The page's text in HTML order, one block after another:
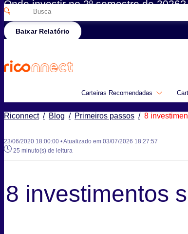
Pesquisar
por:
Onde investir no 2º semestre de
Rico
Baixar Relatório
Carteiras Recomendadas
Riconnect / Blog / Primeiros passos / 8
23/06/2020 18:00:00 • Atualizado em 03/07/2026 18:27:57
25 minuto(s) de leitura
8 investimentos